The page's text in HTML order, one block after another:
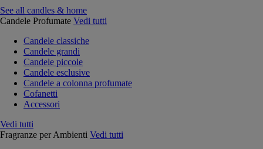
See all candles & home
Candele Profumate Vedi tutti
Candele classiche
Candele grandi
Candele piccole
Candele esclusive
Candele a colonna profumate
Cofanetti
Accessori
Vedi tutti
Fragranze per Ambienti Vedi tutti